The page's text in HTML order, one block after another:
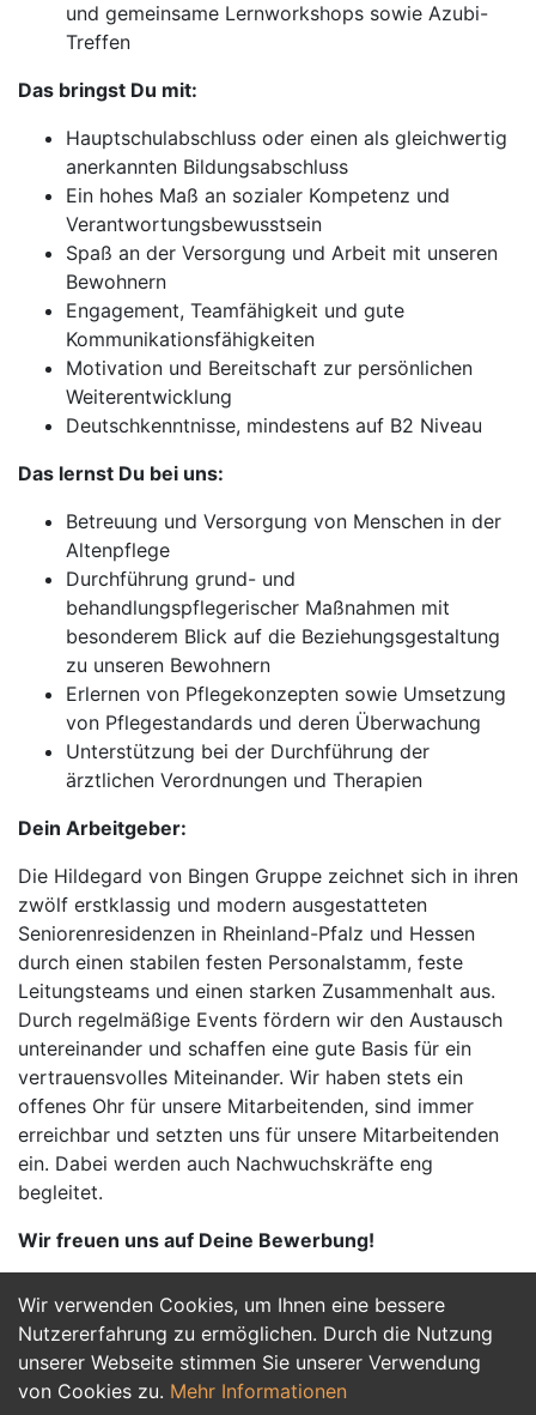
Wir verwenden Cookies, um Ihnen eine bessere
Nutzererfahrung zu ermöglichen. Durch die Nutzung
unserer Webseite stimmen Sie unserer Verwendung
von Cookies zu. Mehr Informationen
und gemeinsame Lernworkshops sowie Azubi-
Treffen
Das bringst Du mit:
Hauptschulabschluss oder einen als gleichwertig
anerkannten Bildungsabschluss
Ein hohes Maß an sozialer Kompetenz und
Verantwortungsbewusstsein
Spaß an der Versorgung und Arbeit mit unseren
Bewohnern
Engagement, Teamfähigkeit und gute
Kommunikationsfähigkeiten
Motivation und Bereitschaft zur persönlichen
Weiterentwicklung
Deutschkenntnisse, mindestens auf B2 Niveau
Das lernst Du bei uns:
Betreuung und Versorgung von Menschen in der
Altenpflege
Durchführung grund- und
behandlungspflegerischer Maßnahmen mit
besonderem Blick auf die Beziehungsgestaltung
zu unseren Bewohnern
Erlernen von Pflegekonzepten sowie Umsetzung
von Pflegestandards und deren Überwachung
Unterstützung bei der Durchführung der
ärztlichen Verordnungen und Therapien
Dein Arbeitgeber:
Die Hildegard von Bingen Gruppe zeichnet sich in ihren
zwölf erstklassig und modern ausgestatteten
Seniorenresidenzen in Rheinland-Pfalz und Hessen
durch einen stabilen festen Personalstamm, feste
Leitungsteams und einen starken Zusammenhalt aus.
Durch regelmäßige Events fördern wir den Austausch
untereinander und schaffen eine gute Basis für ein
vertrauensvolles Miteinander. Wir haben stets ein
offenes Ohr für unsere Mitarbeitenden, sind immer
erreichbar und setzten uns für unsere Mitarbeitenden
ein. Dabei werden auch Nachwuchskräfte eng
begleitet.
Wir freuen uns auf Deine Bewerbung!
Jetzt Bewerben